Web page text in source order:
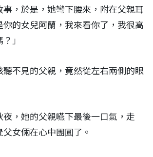
事，於是，她彎下腰來，附在父親耳
你的女兒阿蘭，我來看你了，我很高
」
聽不見的父親，竟然從左右兩側的眼
夜，她的父親嚥下最後一口氣，走
女倆在心中團圓了。